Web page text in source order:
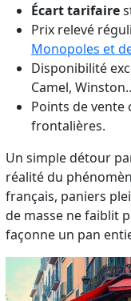
Écart tarifaire
Prix relevé
Monopoles et
Disponibilité
Camel,
Points de vente
frontalières.
Un simple détour
réalité du
français, paniers
de masse ne faiblit
façonne un pan